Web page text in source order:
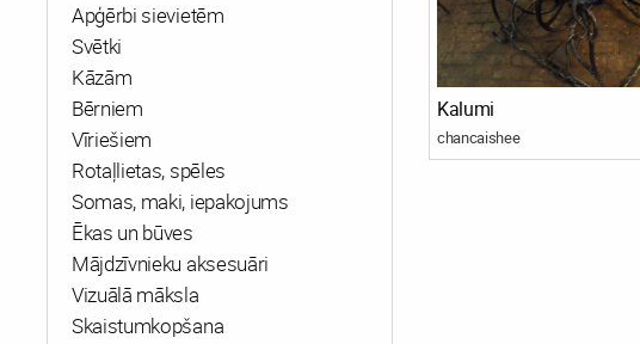
Apģērbi sievietēm
Svētki
Kāzām
Bērniem
Vīriešiem
Rotaļlietas, spēles
Somas, maki, iepakojums
Ēkas un būves
Mājdzīvnieku aksesuāri
Vizuālā māksla
Skaistumkopšana
Kalumi
chancaishee